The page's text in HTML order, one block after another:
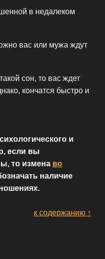
в недалеком
вас или мужа ждут
сон, то вас ждет
кончатся быстро и
и
если вы
то измена во
наличие
к содержанию ↑